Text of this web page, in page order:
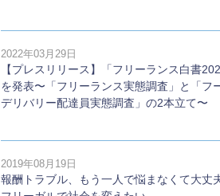
2022年03月29日
【プレスリリース】「フリーランス白書
を発表〜「フリーランス実態調査」と「フ
デリバリー配達員実態調査」の2本⽴て〜
2019年08月19日
報酬トラブル、もう一人で悩まなくて大丈